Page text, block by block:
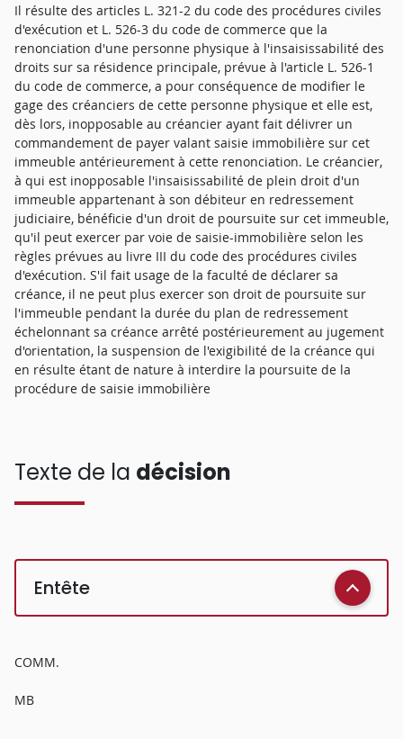
Il résulte des articles L. 321-2 du code des procédures civiles
d'exécution et L. 526-3 du code de commerce que la
renonciation d'une personne physique à l'insaisissabilité des
droits sur sa résidence principale, prévue à l'article L. 526-1
du code de commerce, a pour conséquence de modifier le
gage des créanciers de cette personne physique et elle est,
dès lors, inopposable au créancier ayant fait délivrer un
commandement de payer valant saisie immobilière sur cet
immeuble antérieurement à cette renonciation. Le créancier,
à qui est inopposable l'insaisissabilité de plein droit d'un
immeuble appartenant à son débiteur en redressement
judiciaire, bénéficie d'un droit de poursuite sur cet immeuble,
qu'il peut exercer par voie de saisie-immobilière selon les
règles prévues au livre III du code des procédures civiles
d'exécution. S'il fait usage de la faculté de déclarer sa
créance, il ne peut plus exercer son droit de poursuite sur
l'immeuble pendant la durée du plan de redressement
échelonnant sa créance arrêté postérieurement au jugement
d'orientation, la suspension de l'exigibilité de la créance qui
en résulte étant de nature à interdire la poursuite de la
procédure de saisie immobilière
Texte de la décision
Entête
COMM.
MB